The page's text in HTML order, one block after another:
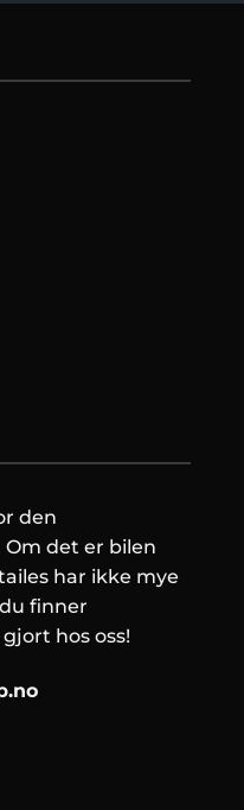
den
det er bilen
har ikke mye
finner
hos oss!